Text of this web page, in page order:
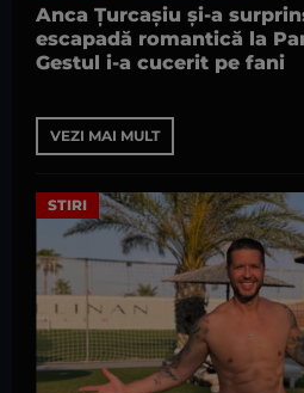
Anca Țurcașiu și-a
escapadă romantică la
Gestul i-a cucerit pe fani
VEZI MAI MULT
STIRI